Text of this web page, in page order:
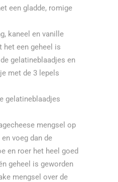
een gladde, romige
kaneel en vanille
een geheel is
gelatineblaadjes en
met de 3 lepels
gelatineblaadjes
mengsel op
voeg dan de
en roer het heel goed
geheel is geworden
mengsel over de